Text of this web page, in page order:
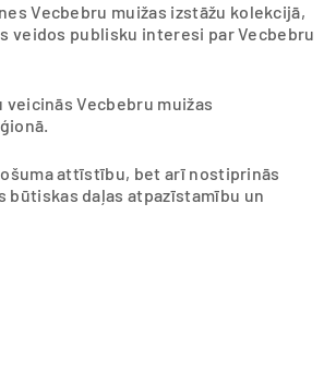
Vecbebru muižas izstāžu kolekcijā,
veidos publisku interesi par Vecbebru
Vecbebru muižas
attīstību, bet arī nostiprinās
būtiskas daļas atpazīstamību un